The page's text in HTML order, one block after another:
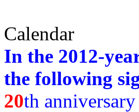
Calendar
In the 2012-
the following
20th